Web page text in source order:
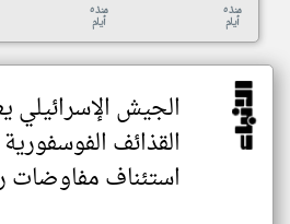
منذ ٥
أيام
منذ ٥
أيام
الجيش الإسرائيلي
القذائف
استئناف مفاوضات